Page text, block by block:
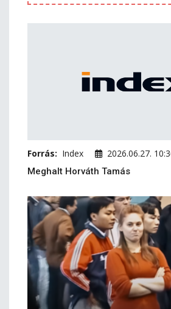
Forrás: Index 2026.06.27.
Meghalt Horváth Tamás